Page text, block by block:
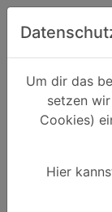
Um dir das
setzen
Cookies)
Hier